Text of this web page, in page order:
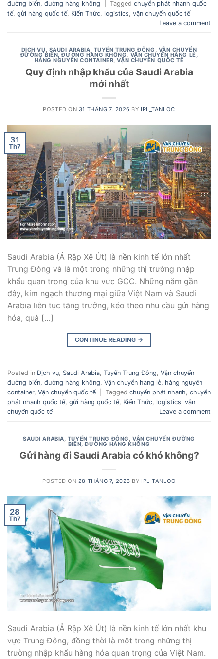
đường biển, đường hàng không Tagged chuyển phát nhanh quốc
tế, gửi hàng quốc tế, Kiến Thức logistics vận chuyển quốc tế
Leave a comment
DỊCH VỤ, SAUDI ARABIA, TUYẾN TRUNG ĐÔNG , VẬN CHUYỂN
ĐƯỜNG BIỂN, ĐƯỜNG HÀNG KHÔNG, VẬN CHUYỂN HÀNG LẺ,
HÀNG NGUYÊN CONTAINER,VẬN CHUYỂN QUỐC TẾ
Quy định nhập khẩu của Saudi Arabia
mới nhất
POSTED ON 31 THÁNG 7, 2026 BY IPL_TANLOC
31
Th7
Saudi Arabia (Ả Rập Xê Út) là nền kinh tế lớn nhất
Trung Đông và là một trong những thị trường nhập
khẩu quan trọng của khu vực GCC. Những năm gần
đây, kim ngạch thương mại giữa Việt Nam và Saudi
Arabia liên tục tăng trưởng, kéo theo nhu cầu gửi hàng
hóa, quà […]
CONTINUE READING →
Posted in Dịch vụ Saudi Arabia Tuyến Trung Đông Vận chuyển
đường biển, đường hàng không Vận chuyển hàng lẻ, hàng nguyên
container, Vận chuyển quốc tế Tagged chuyển phát nhanh chuyển
phát nhanh quốc tế gửi hàng quốc tế Kiến Thức logistics vận
chuyển quốc tế
Leave a comment
SAUDI ARABIA TUYẾN TRUNG ĐÔNG VẬN CHUYỂN ĐƯỜNG
BIỂN, ĐƯỜNG HÀNG KHÔNG
Gửi hàng đi Saudi Arabia có khó không?
POSTED ON 28 THÁNG 7, 2026 BY IPL_TANLOC
28
Th7
Saudi Arabia (Ả Rập Xê Út) là nền kinh tế lớn nhất khu
vực Trung Đông, đồng thời là một trong những thị
trường nhập khẩu hàng hóa quan trọng của Việt Nam.